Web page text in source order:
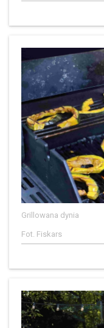
Grillowana dynia
Fot. Fiskars